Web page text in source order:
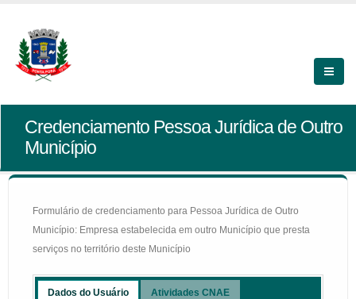
Credenciamento Pessoa Jurídica de Outro
Município
Formulário de credenciamento para Pessoa Jurídica de Outro
Município: Empresa estabelecida em outro Município que presta
serviços no território deste Município
Dados do Usuário Atividades CNAE